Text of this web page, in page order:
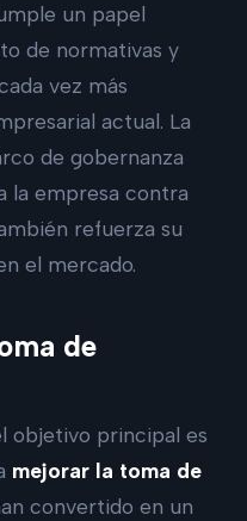
un papel
de normativas y
vez más
actual. La
de gobernanza
la empresa contra
refuerza su
el mercado.
de
objetivo principal es
mejorar la toma de
convertido en un